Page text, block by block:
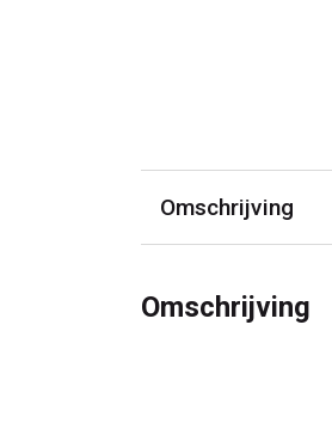
Omschrijving
Omschrijving